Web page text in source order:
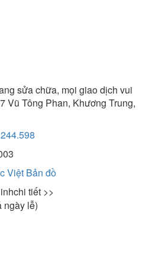
bếp rộng, thiết kế bàn đảo.
sửa chữa, mọi giao dịch vui
Vũ Tông Phan, Khương Trung,
Việt Bản đồ
chi tiết >>
ngày lễ)